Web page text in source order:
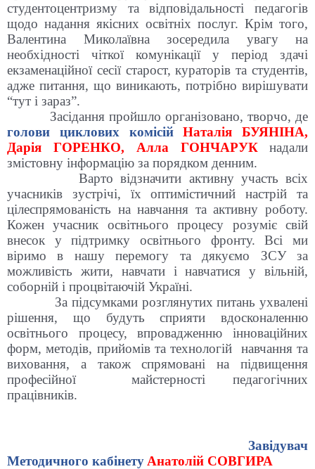
студентоцентризму та відповідальності педагогів
щодо надання якісних освітніх послуг. Крім того,
Валентина Миколаївна зосередила увагу на
необхідності чіткої комунікації у період здачі
екзаменаційної сесії старост, кураторів та студентів,
адже питання, що виникають, потрібно вирішувати
“тут і зараз”.
Засідання пройшло організовано, творчо, де
голови циклових комісій
Наталія БУЯНІНА,
Дарія ГОРЕНКО, Алла ГОНЧАРУК
надали
змістовну інформацію за порядком денним.
Варто відзначити активну участь всіх
учасників зустрічі, їх оптимістичний настрій та
цілеспрямованість на навчання та активну роботу.
Кожен учасник освітнього процесу розуміє свій
внесок у підтримку освітнього фронту. Всі ми
віримо в нашу перемогу та дякуємо ЗСУ за
можливість жити, навчати і навчатися у вільній,
соборній і процвітаючій Україні.
За підсумками розглянутих питань ухвалені
рішення, що будуть сприяти вдосконаленню
освітнього процесу, впровадженню інноваційних
форм, методів, прийомів та технологій навчання та
виховання, а також спрямовані на підвищення
професійної майстерності педагогічних
працівників.
Завідувач
Методичного кабінету Анатолій СОВГИРА